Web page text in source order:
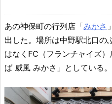
あの神保町の行列店「みかさ
出した。場所は中野駅北口の
はなくFC（フランチャイズ
ば 威風 みかさ」としている。